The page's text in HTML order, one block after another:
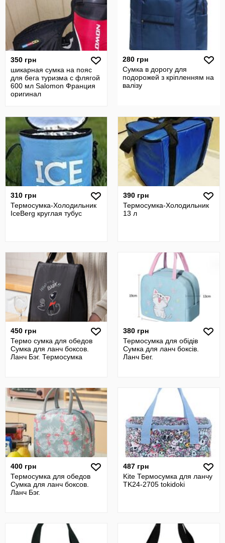
350 грн
шикарная сумка на пояс
для бега туризма с флягой
600 мл Salomon Франция
оригинал
280 грн
Сумка в дорогу для
подорожей з кріпленням на
валізу
310 грн
Термосумка-Холодильник
IceBerg круглая тубус
390 грн
Термосумка-Холодильник
13 л
450 грн
Термо сумка для обедов
Сумка для ланч боксов.
Ланч Бэг. Термосумка
380 грн
Термосумка для обідів
Сумка для ланч боксів.
Ланч Бег.
400 грн
Термосумка для обедов
Сумка для ланч боксов.
Ланч Бэг.
487 грн
Kite Термосумка для ланчу
TK24-2705 tokidoki